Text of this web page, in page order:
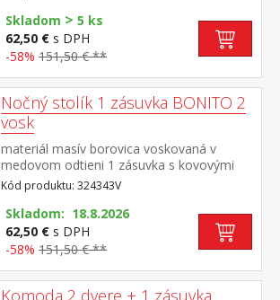
Skladom > 5 ks
62,50 € s DPH
-58% 151,50 € **
Nočný stolík 1 zásuvka BONITO 2
vosk
materiál masív borovica voskovaná v
medovom odtieni 1 zásuvka s kovovými
pojazdmi
Kód produktu: 324343V
Skladom: 18.8.2026
62,50 € s DPH
-58% 151,50 € **
Komoda 2 dvere + 1 zásuvka